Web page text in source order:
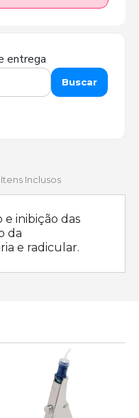
entrega
Buscar
Itens Inclusos
e inibição das
da
e radicular.